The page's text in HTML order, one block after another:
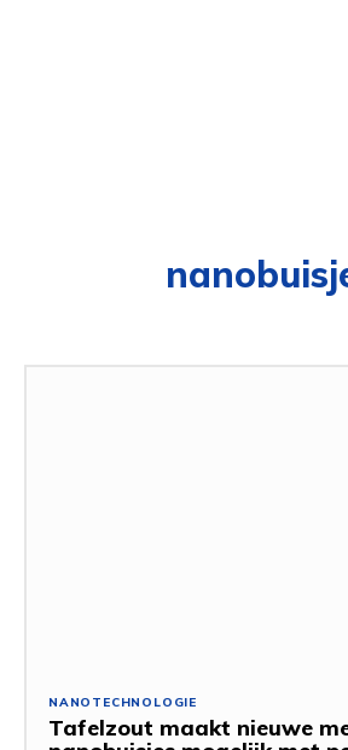
NANOTECHNOLOGIE
Tafelzout maakt nieuwe